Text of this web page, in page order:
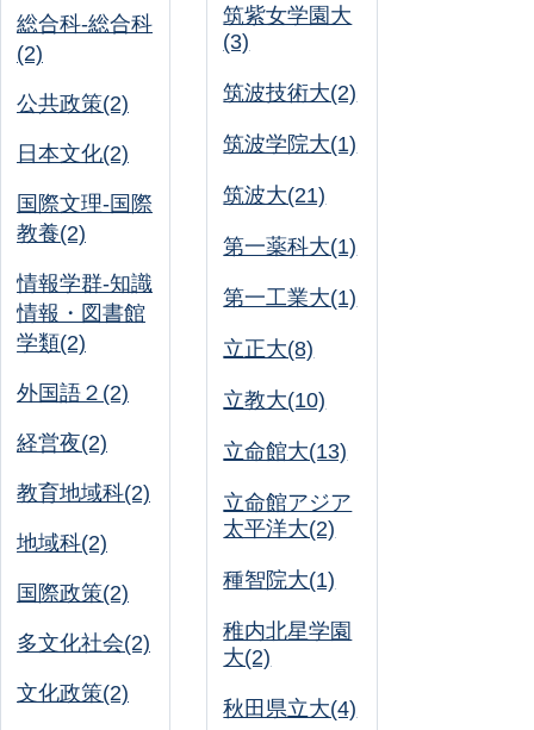
総合科-総合科
(2)
公共政策(2)
日本文化(2)
国際文理-国際
教養(2)
情報学群-知識
情報・図書館
学類(2)
外国語２(2)
経営夜(2)
教育地域科(2)
地域科(2)
国際政策(2)
多文化社会(2)
文化政策(2)
筑紫女学園大
(3)
筑波技術大(2)
筑波学院大(1)
筑波大(21)
第一薬科大(1)
第一工業大(1)
立正大(8)
立教大(10)
立命館大(13)
立命館アジア
太平洋大(2)
種智院大(1)
稚内北星学園
大(2)
秋田県立大(4)